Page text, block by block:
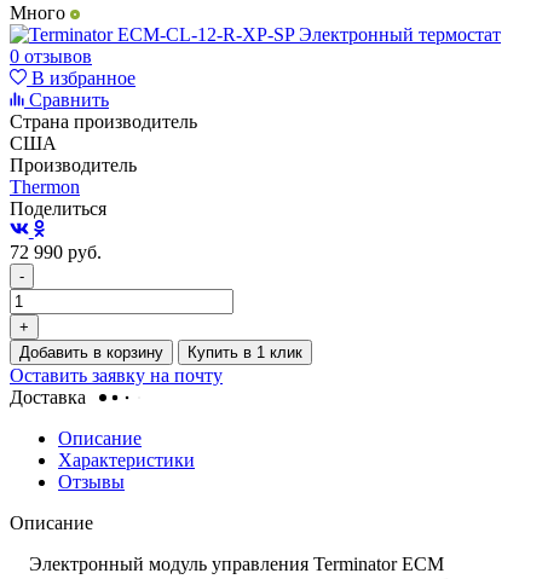
Много
0 отзывов
В избранное
Сравнить
Страна производитель
США
Производитель
Thermon
Поделиться
72 990 руб.
-
+
Добавить в корзину
Купить в 1 клик
Оставить заявку на почту
Доставка
Описание
Характеристики
Отзывы
Описание
Электронный модуль управления Terminator ECM